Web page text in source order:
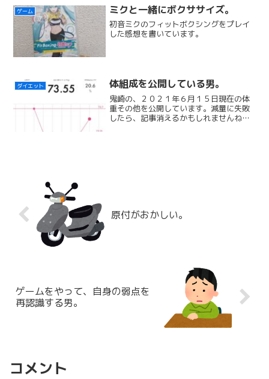
ゲーム ミクと一緒にボクササイズ。
初音ミクのフィットボクシングをプレイ
した感想を書いています。
ダイエット 体組成を公開している男。
鬼崎の、２０２１年６月１５日現在の体
重その他を公開しています。減量に失敗
したら、記事消えるかもしれませんね！
原付がおかしい。
ゲームをやって、自身の弱点を
再認識する男。
コメント